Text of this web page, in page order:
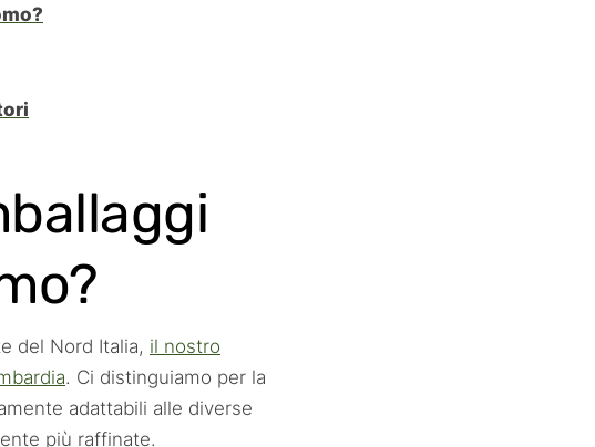
del Nord Italia, il nostro
. Ci distinguiamo per la
adattabili alle diverse
più raffinate.